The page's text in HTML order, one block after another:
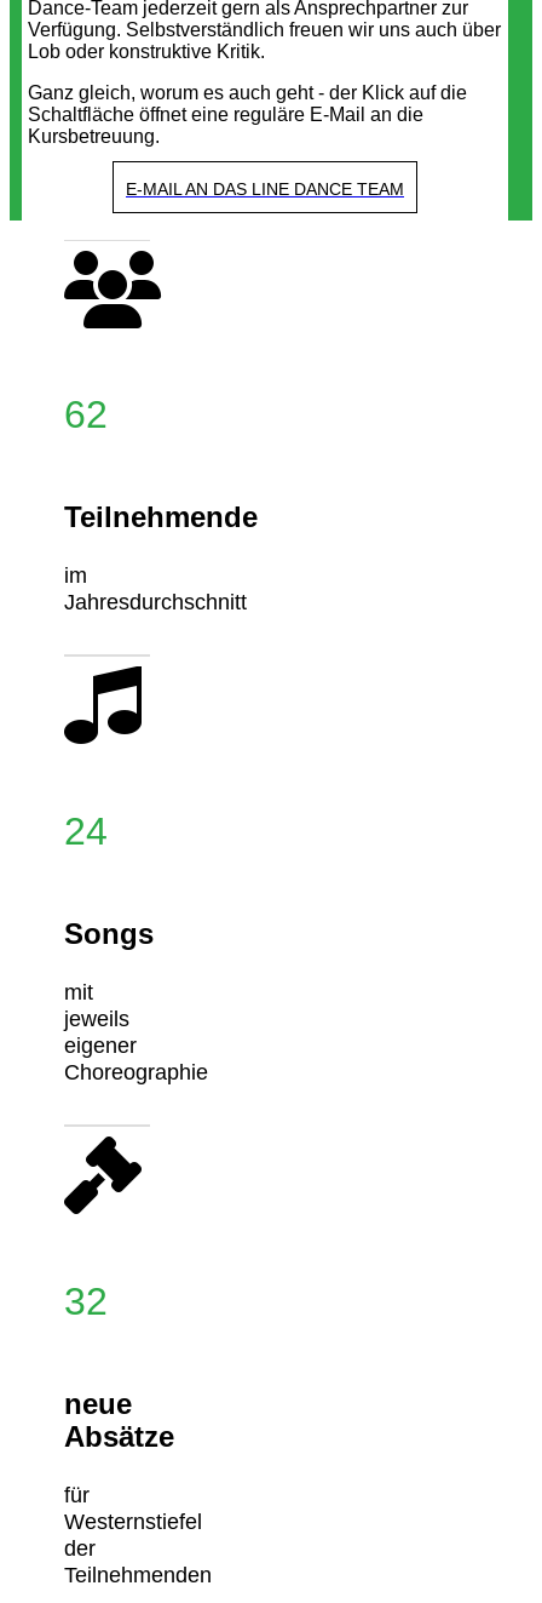
Dance-Team jederzeit gern als Ansprechpartner zur
Verfügung. Selbstverständlich freuen wir uns auch über
Lob oder konstruktive Kritik.
Ganz gleich, worum es auch geht - der Klick auf die
Schaltfläche öffnet eine reguläre E-Mail an die
Kursbetreuung.
E-MAIL AN DAS LINE DANCE TEAM
62
Teilnehmende
im
Jahresdurchschnitt
24
Songs
mit
jeweils
eigener
Choreographie
32
neue
Absätze
für
Westernstiefel
der
Teilnehmenden